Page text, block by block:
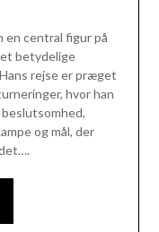
en central figur på
betydelige
rejse er præget
hvor han
og mål, der